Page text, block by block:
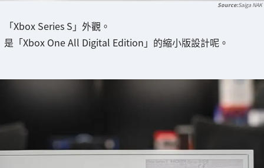
Saiga NAK
「Xbox Series S」外觀。
是「Xbox One All Digital Edition」的縮小版設計呢。